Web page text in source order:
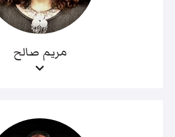
مريم صالح